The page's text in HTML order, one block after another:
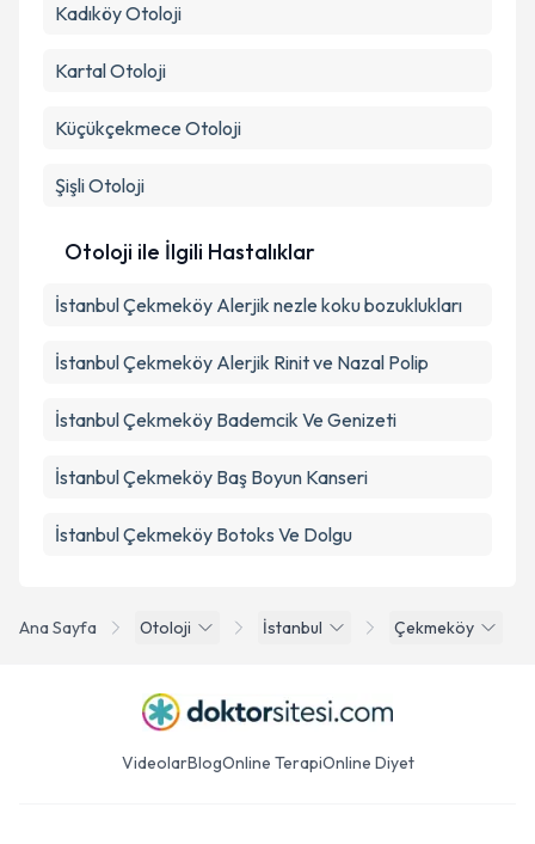
Ana Sayfa Otoloji İstanbul Çekmeköy
KadıköyOtoloji
KartalOtoloji
Küçükçekmece Otoloji
ŞişliOtoloji
Otoloji ile İlgili Hastalıklar
İstanbul Çekmeköy Alerjik nezle koku bozuklukları
İstanbul Çekmeköy Alerjik Rinit ve Nazal Polip
İstanbul Çekmeköy Bademcik Ve Genizeti
İstanbul Çekmeköy Baş Boyun Kanseri
İstanbul Çekmeköy Botoks Ve Dolgu
VideolarBlogOnline TerapiOnline Diyet